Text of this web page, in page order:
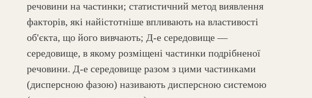
речовини на частинки; статистичний метод виявлення
факторів, які найістотніше впливають на властивості
об'єкта, що його вивчають; Д-е середовище —
середовище, в якому розміщені частинки подрібненої
речовини. Д-е середовище разом з цими частинками
(дисперсною фазою) називають дисперсною системою